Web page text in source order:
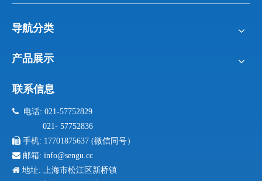
导航分类
产品展示
联系信息
 电话: 021-57752829
021- 57752836
 手机: 17701875637 (微信同号）
 邮箱: info@sengu.cc
 地址: 上海市松江区新桥镇